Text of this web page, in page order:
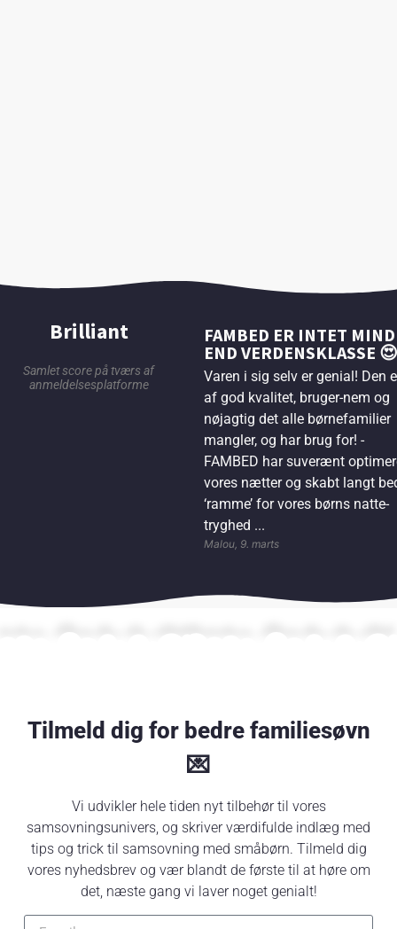
Brilliant
Samlet score på tværs af
anmeldelsesplatforme
FAMBED ER INTET
END VERDENSKLASSE 😍
Varen i sig selv er genial! Den
af god kvalitet, bruger-nem og
nøjagtig det alle børnefamilier
mangler, og har brug for! -
FAMBED har suverænt
vores nætter og skabt langt
‘ramme’ for vores børns natte-
tryghed ...
Malou, 9. marts
Tilmeld dig for bedre familiesøvn
💌
Vi udvikler hele tiden nyt tilbehør til vores
samsovningsunivers, og skriver værdifulde indlæg med
tips og trick til samsovning med småbørn. Tilmeld dig
vores nyhedsbrev og vær blandt de første til at høre om
det, næste gang vi laver noget genialt!